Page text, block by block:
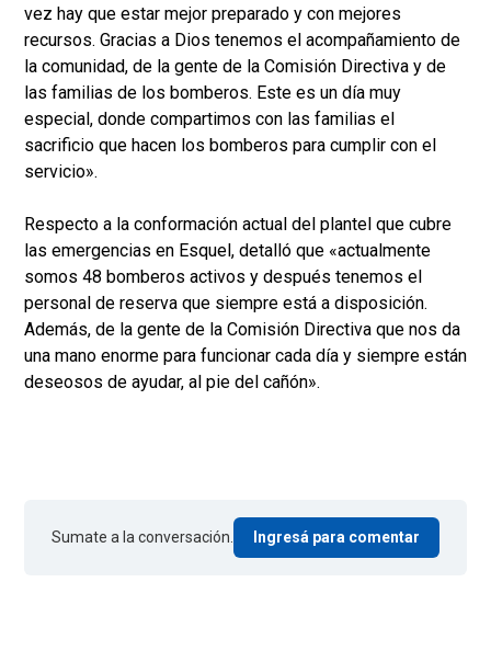
vez hay que estar mejor preparado y con mejores
recursos. Gracias a Dios tenemos el acompañamiento de
la comunidad, de la gente de la Comisión Directiva y de
las familias de los bomberos. Este es un día muy
especial, donde compartimos con las familias el
sacrificio que hacen los bomberos para cumplir con el
servicio».
Respecto a la conformación actual del plantel que cubre
las emergencias en Esquel, detalló que «actualmente
somos 48 bomberos activos y después tenemos el
personal de reserva que siempre está a disposición.
Además, de la gente de la Comisión Directiva que nos da
una mano enorme para funcionar cada día y siempre están
deseosos de ayudar, al pie del cañón».
Sumate a la conversación. Ingresá para comentar